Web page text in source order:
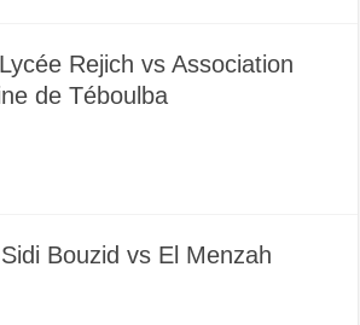
Rejich vs Association
de Téboulba
Bouzid vs El Menzah